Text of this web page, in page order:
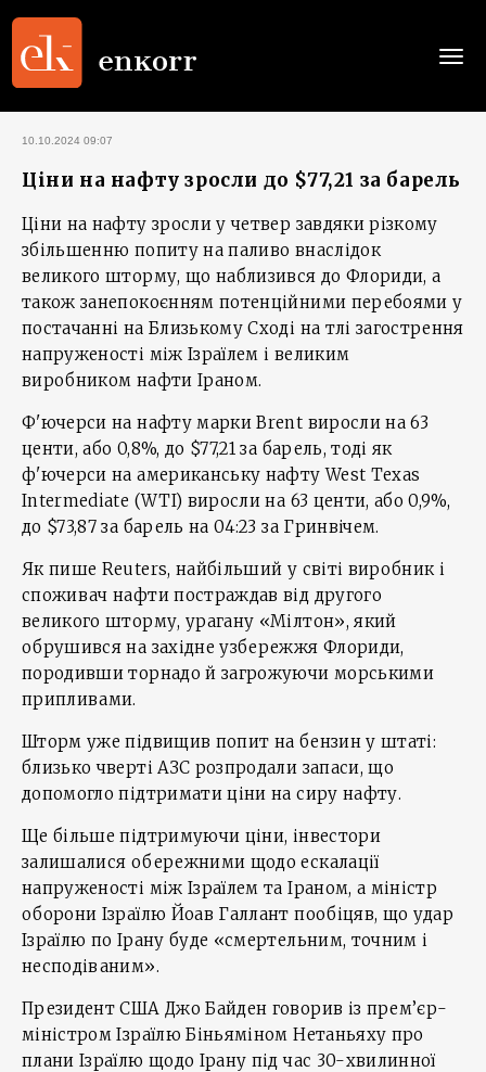
10.10.2024 09:07
Ціни на нафту зросли до $77,21 за барель
Ціни на нафту зросли у четвер завдяки різкому
збільшенню попиту на паливо внаслідок
великого шторму, що наблизився до Флориди, а
також занепокоєнням потенційними перебоями у
постачанні на Близькому Сході на тлі загострення
напруженості між Ізраїлем і великим
виробником нафти Іраном.
Ф'ючерси на нафту марки Brent виросли на 63
центи, або 0,8%, до $77,21 за барель, тоді як
ф'ючерси на американську нафту West Texas
Intermediate (WTI) виросли на 63 центи, або 0,9%,
до $73,87 за барель на 04:23 за Гринвічем.
Як пише Reuters, найбільший у світі виробник і
споживач нафти постраждав від другого
великого шторму, урагану «Мілтон», який
обрушився на західне узбережжя Флориди,
породивши торнадо й загрожуючи морськими
припливами.
Шторм уже підвищив попит на бензин у штаті:
близько чверті АЗС розпродали запаси, що
допомогло підтримати ціни на сиру нафту.
Ще більше підтримуючи ціни, інвестори
залишалися обережними щодо ескалації
напруженості між Ізраїлем та Іраном, а міністр
оборони Ізраїлю Йоав Галлант пообіцяв, що удар
Ізраїлю по Ірану буде «смертельним, точним і
несподіваним».
Президент США Джо Байден говорив із прем’єр-
міністром Ізраїлю Біньяміном Нетаньяху про
плани Ізраїлю щодо Ірану під час 30-хвилинної